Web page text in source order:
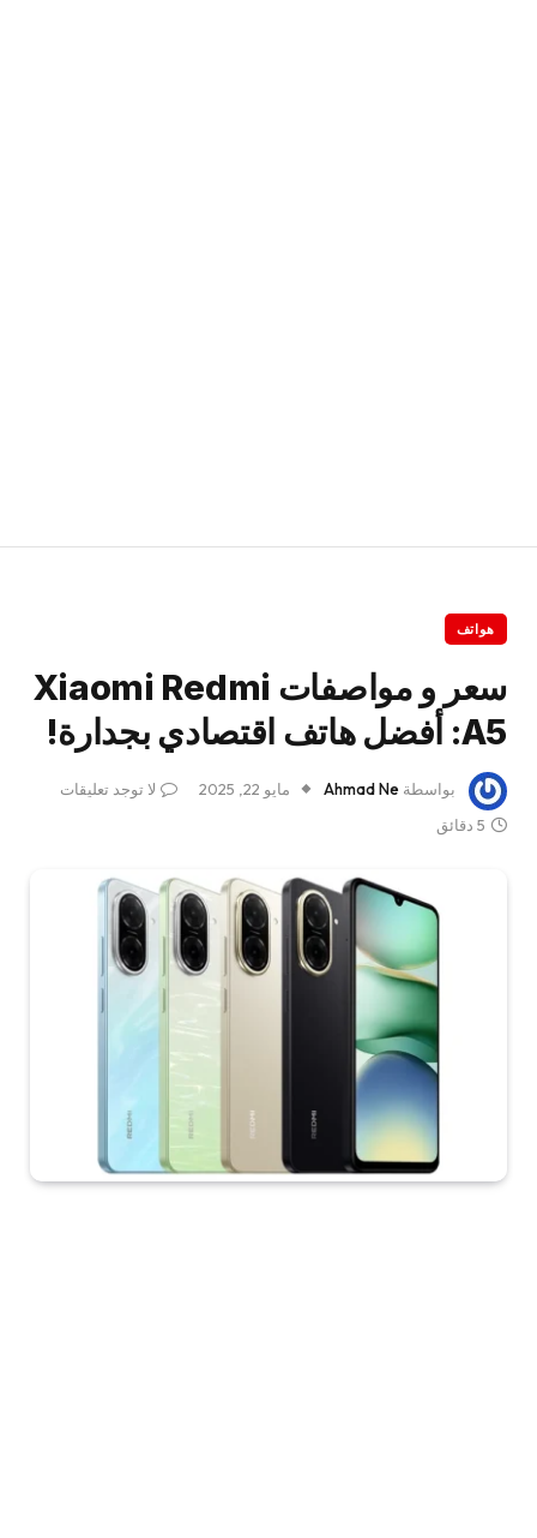
هواتف
سعر و مواصفات Xiaomi Redmi
A5: أفضل هاتف اقتصادي بجدارة!
بواسطة Ahmad Ne مايو 22, 2025
لا توجد تعليقات
5 دقائق